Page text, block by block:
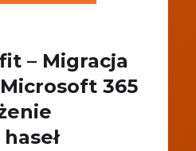
– Migracja
365